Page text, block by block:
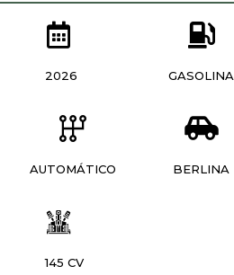
2026 GASOLINA
AUTOMÁTICO BERLINA
145 CV